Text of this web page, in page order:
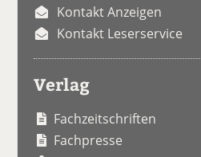
Kontakt Anzeigen
Kontakt Leserservice
Verlag
Fachzeitschriften
Fachpresse